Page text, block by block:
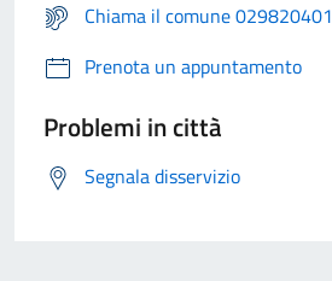
Chiama il comune 029820401
Prenota un appuntamento
Problemi in città
Segnala disservizio